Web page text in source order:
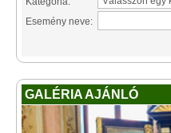
Esemény neve:
GALÉRIA AJÁNLÓ